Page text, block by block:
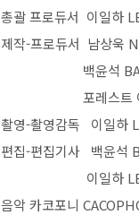
총괄 프로듀서 이일하
제작-프로듀서 남상욱
백윤석 BAEK
포레스트 이안
촬영-촬영감독 이일하
편집-편집기사 백윤석
이일하 LEE
음악 카코포니